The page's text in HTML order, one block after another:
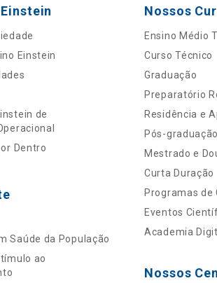
Einstein
de
Dentro
Saúde da População
ao
Nossos
Ensino Médio
Curso Técnico
Graduação
Preparatório
Residência e
Pós-
Mestrado e
Curta Duração
Programas de
Eventos
Academia
Nossos